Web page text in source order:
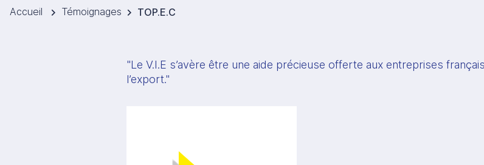
Accueil Témoignages TOP.E.C
"Le V.I.E s’avère être une aide précieuse offerte aux entreprises
l’export."